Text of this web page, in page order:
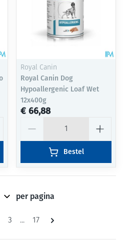
Royal Canin
Royal Canin Dog
Hypoallergenic Loaf Wet
12x400g
€ 66,88
Bestel
Pagina's
momenteel pagina
Pagina
3 ... Pagina
17
per pagina